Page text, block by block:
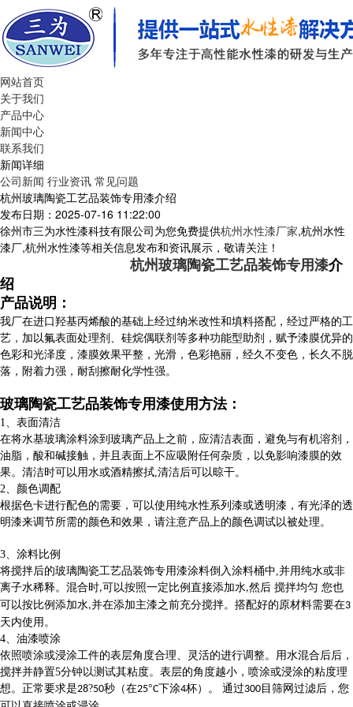
网站首页
关于我们
产品中心
新闻中心
联系我们
新闻详细
公司新闻 行业资讯 常见问题
杭州玻璃陶瓷工艺品装饰专用漆介绍
发布日期：2025-07-16 11:22:00
徐州市三为水性漆科技有限公司为您免费提供杭州水性漆厂家,杭州水性
漆厂,杭州水性漆等相关信息发布和资讯展示，敬请关注！
杭州玻璃陶瓷工艺品装饰专用漆介
绍
产品说明：
我厂在进口羟基丙烯酸的基础上经过纳米改性和填料搭配，经过严格的工
艺，加以氟表面处理剂、硅烷偶联剂等多种功能型助剂，赋予漆膜优异的
色彩和光泽度，漆膜效果平整，光滑，色彩艳丽，经久不变色，长久不脱
落，附着力强，耐刮擦耐化学性强。
玻璃陶瓷工艺品装饰专用漆使用方法：
1、表面清洁
在将水基玻璃涂料涂到玻璃产品上之前，应清洁表面，避免与有机溶剂，
油脂，酸和碱接触，并且表面上不应吸附任何杂质，以免影响漆膜的效
果。清洁时可以用水或酒精擦拭,清洁后可以晾干。
2、 颜色调配
根据色卡进行配色的需要，可以使用纯水性系列漆或透明漆，有光泽的透
明漆来调节所需的颜色和效果，请注意产品上的颜色调试以被处理。
3、 涂料比例
将搅拌后的玻璃陶瓷工艺品装饰专用漆涂料倒入涂料桶中,并用纯水或非
离子水稀释。混合时,可以按照一定比例直接添加水,然后 搅拌均匀 您也
可以按比例添加水,并在添加主漆之前充分搅拌。搭配好的原材料需要在3
天内使用。
4、 油漆喷涂
依照喷涂或浸涂工件的表层角度合理、灵活的进行调整。用水混合后后，
搅拌并静置5分钟以测试其粘度。表层的角度越小，喷涂或浸涂的粘度理
想。正常要求是28?50秒（在25°C下涂4杯）。 通过300 目筛网过滤后，您